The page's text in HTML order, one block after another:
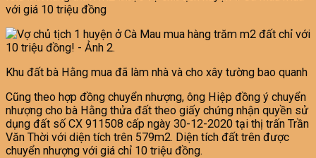
với giá 10 triệu đồng
Khu đất bà Hằng mua đã làm nhà và cho xây tường bao quanh
Cũng theo hợp đồng chuyển nhượng, ông Hiệp đồng ý chuyển
nhượng cho bà Hằng thửa đất theo giấy chứng nhận quyền sử
dụng đất số CX 911508 cấp ngày 30-12-2020 tại thị trấn Trần
Văn Thời với diện tích trên 579m2. Diện tích đất trên được
chuyển nhượng với giá chỉ 10 triệu đồng.